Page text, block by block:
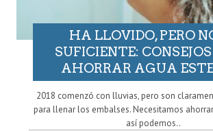
HA LLOVIDO, PERO
SUFICIENTE:
AHORRAR AGUA
2018 comenzó con lluvias, pero son
para llenar los embalses. Necesitamos
así podemos..